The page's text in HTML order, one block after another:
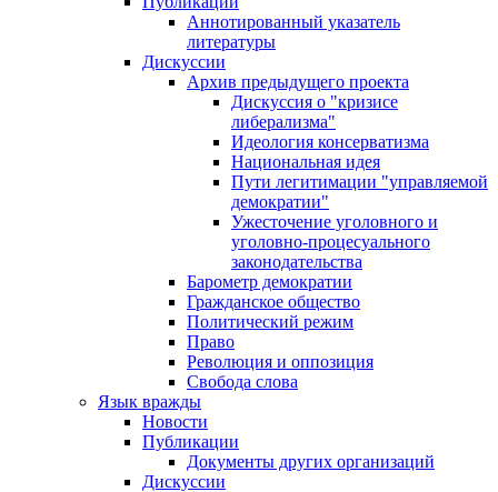
Аннотированный указатель
литературы
Дискуссии
Архив предыдущего проекта
Дискуссия о "кризисе
либерализма"
Идеология консерватизма
Национальная идея
Пути легитимации "управляемой
демократии"
Ужесточение уголовного и
уголовно-процесуального
законодательства
Барометр демократии
Гражданское общество
Политический режим
Право
Революция и оппозиция
Свобода слова
Язык вражды
Новости
Публикации
Документы других организаций
Дискуссии